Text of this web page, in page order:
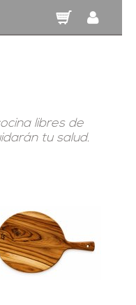
libres de
tu salud.